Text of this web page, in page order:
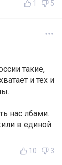
1 5
такие,
и тех и
нас лбами.
в единой
10 3